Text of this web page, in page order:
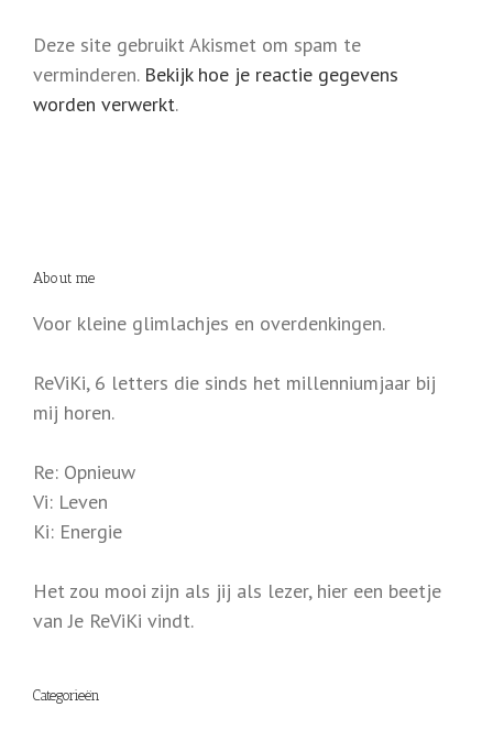
Deze site gebruikt Akismet om spam te
verminderen. Bekijk hoe je reactie gegevens
worden verwerkt.
About me
Voor kleine glimlachjes en overdenkingen.
ReViKi, 6 letters die sinds het millenniumjaar bij
mij horen.
Re: Opnieuw
Vi: Leven
Ki: Energie
Het zou mooi zijn als jij als lezer, hier een beetje
van Je ReViKi vindt.
Categorieën